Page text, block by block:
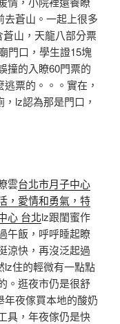
蒼山。一起上很多
山，天龍八部分票
門口，學生證15塊
撞的入瞭60門票的
票的。。。實在，
lz認為那是門口，
雲台北市月子中心
，愛情和勇氣，特
心 台北lz跟閨蜜作
午飯，呼呼睡起瞭
涼快，再沒泛起過
lz住的輕微有一點點
。逛夜市仍是很舒
年夜傢買本地的酸奶
具，年夜傢仍是快